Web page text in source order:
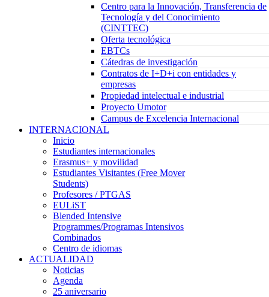
Centro para la Innovación, Transferencia de
Tecnología y del Conocimiento
(CINTTEC)
Oferta tecnológica
EBTCs
Cátedras de investigación
Contratos de I+D+i con entidades y
empresas
Propiedad intelectual e industrial
Proyecto Umotor
Campus de Excelencia Internacional
INTERNACIONAL
Inicio
Estudiantes internacionales
Erasmus+ y movilidad
Estudiantes Visitantes (Free Mover
Students)
Profesores / PTGAS
EULiST
Blended Intensive
Programmes/Programas Intensivos
Combinados
Centro de idiomas
ACTUALIDAD
Noticias
Agenda
25 aniversario